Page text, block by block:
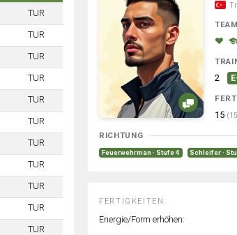
TUR
TUR
TUR
TUR
TUR
TUR
TUR
TUR
TUR
TUR
TUR
2
15
RICHTUNG
Feuerwehrman · Stufe 4 Schleifer ·
FERTIGKEITEN:
Energie/Form erhöhen: